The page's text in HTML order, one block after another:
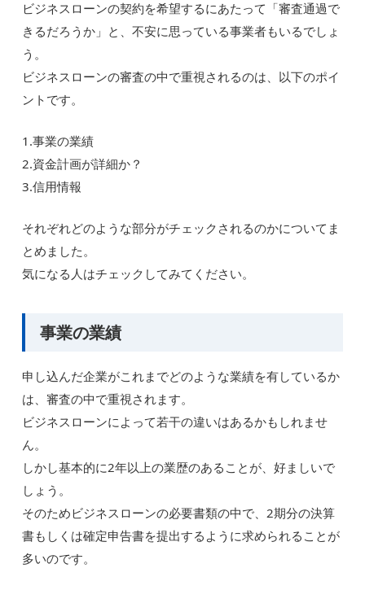
ビジネスローンの契約を希望するにあたって「審査通過で
きるだろうか」と、不安に思っている事業者もいるでしょ
う。
ビジネスローンの審査の中で重視されるのは、以下のポイ
ントです。
1.事業の業績
2.資金計画が詳細か？
3.信用情報
それぞれどのような部分がチェックされるのかについてま
とめました。
気になる人はチェックしてみてください。
事業の業績
申し込んだ企業がこれまでどのような業績を有しているか
は、審査の中で重視されます。
ビジネスローンによって若干の違いはあるかもしれませ
ん。
しかし基本的に2年以上の業歴のあることが、好ましいで
しょう。
そのためビジネスローンの必要書類の中で、2期分の決算
書もしくは確定申告書を提出するように求められることが
多いのです。